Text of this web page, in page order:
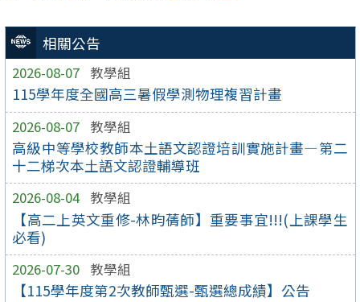
相關公告
2026-08-07 教學組
115學年度全國高三暑假學測物理複習計畫
2026-08-07 教學組
高級中等學校教師本土語文認證培訓實施計畫—第二
十二梯次本土語文認證輔導班
2026-08-04 教學組
【高二上英文重修-林昀蒨師】重要事宜!!!(上課學生
必看)
2026-07-30 教學組
【115學年度第2次教師甄選-甄選總成績】公告